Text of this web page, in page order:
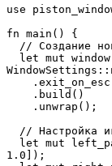
use
fn main() {
// Создание
    .build()
    .unwrap();
// Настройка
1.0]);